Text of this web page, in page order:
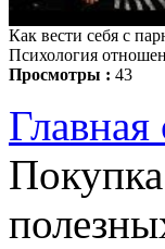
Как вести себя с
Психология
Просмотры : 43
Главная